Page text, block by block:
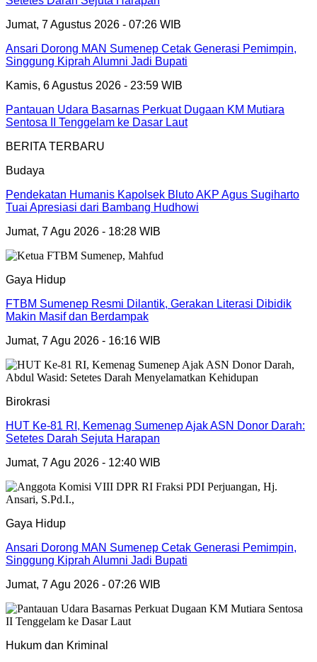
Jumat, 7 Agustus 2026 - 07:26 WIB
Ansari Dorong MAN Sumenep Cetak Generasi Pemimpin,
Singgung Kiprah Alumni Jadi Bupati
Kamis, 6 Agustus 2026 - 23:59 WIB
Pantauan Udara Basarnas Perkuat Dugaan KM Mutiara
Sentosa II Tenggelam ke Dasar Laut
BERITA TERBARU
Budaya
Pendekatan Humanis Kapolsek Bluto AKP Agus Sugiharto
Tuai Apresiasi dari Bambang Hudhowi
Jumat, 7 Agu 2026 - 18:28 WIB
Gaya Hidup
FTBM Sumenep Resmi Dilantik, Gerakan Literasi Dibidik
Makin Masif dan Berdampak
Jumat, 7 Agu 2026 - 16:16 WIB
Birokrasi
HUT Ke-81 RI, Kemenag Sumenep Ajak ASN Donor Darah:
Setetes Darah Sejuta Harapan
Jumat, 7 Agu 2026 - 12:40 WIB
Gaya Hidup
Ansari Dorong MAN Sumenep Cetak Generasi Pemimpin,
Singgung Kiprah Alumni Jadi Bupati
Jumat, 7 Agu 2026 - 07:26 WIB
Hukum dan Kriminal